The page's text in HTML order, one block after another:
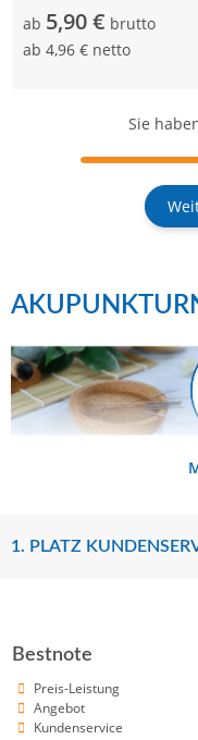
ab 5,90 € brutto
ab 4,96 € netto
Sie
1. PLATZ
Bestnote
Preis-Leistung
Angebot
Kundenservice